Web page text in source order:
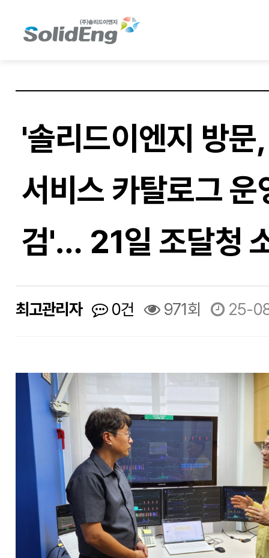
'솔리드이엔지 방문
서비스 카탈로그 운
검'… 21일 조달청
최고관리자 0건 971회 25-